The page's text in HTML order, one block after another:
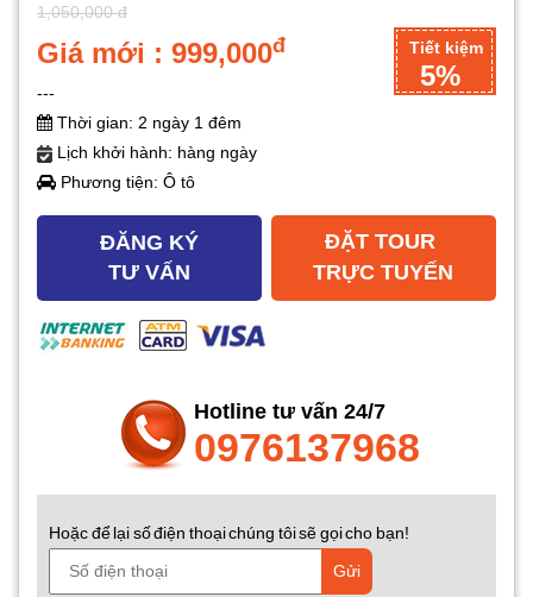
1,050,000 đ
Giá mới : 999,000đ
---
Tiết kiệm
5%
Thời gian: 2 ngày 1 đêm
Lịch khởi hành: hàng ngày
Phương tiện: Ô tô
ĐĂNG KÝ
TƯ VẤN
ĐẶT TOUR
TRỰC TUYẾN
Hotline tư vấn 24/7
0976137968
Hoặc để lại số điện thoại chúng tôi sẽ gọi cho bạn!
Gửi